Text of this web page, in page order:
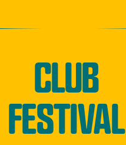
CLUB
FESTIVAL